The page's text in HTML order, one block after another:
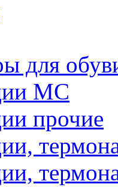
для
МС
прочие